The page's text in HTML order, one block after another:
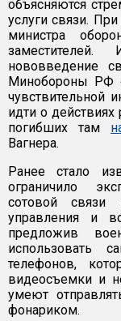
объясняются
услуги связи.
министра
нововведение
Минобороны РФ
чувствительной
идти о
погибших там
Вагнера.
Ранее стало
ограничило
сотовой связи
управления и
предложив
использовать
телефонов,
видеосъемки и
умеют
фонариком.